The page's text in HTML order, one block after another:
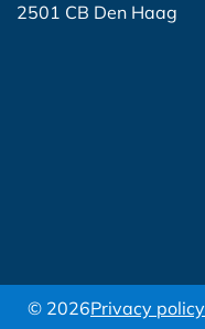
2501 CB Den Haag
© 2026Privacy policy